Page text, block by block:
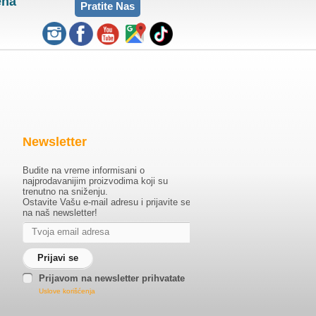
Pratite Nas
Newsletter
Budite na vreme informisani o
najprodavanijim proizvodima koji su
trenutno na sniženju.
Ostavite Vašu e-mail adresu i prijavite se
na naš newsletter!
Prijavom na newsletter prihvatate
Uslove korišćenja